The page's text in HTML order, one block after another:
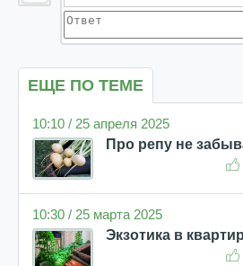
ЕЩЕ ПО ТЕМЕ
10:10 / 25 апреля 2025
Про репу не
10:30 / 25 марта 2025
Экзотика в